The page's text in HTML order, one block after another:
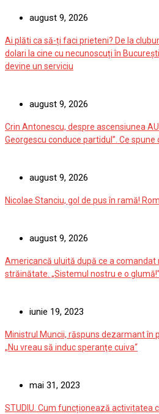
august 9, 2026
Ai plăti ca să-ți faci prieteni? De la
dolari la cine cu necunoscuți în
devine un serviciu
august 9, 2026
Crin Antonescu, despre ascensiunea
Georgescu conduce partidul”. Ce
august 9, 2026
Nicolae Stanciu, gol de pus în ramă!
august 9, 2026
Americancă uluită după ce a
străinătate. „Sistemul nostru e o glumă!”
iunie 19, 2023
Ministrul Muncii, răspuns dezarmant în
„Nu vreau să induc speranţe cuiva“
mai 31, 2023
STUDIU. Cum funcționează activitatea